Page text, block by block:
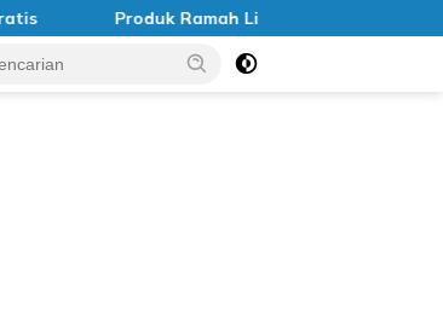
Produk Ramah Lingkungan di Indonesia